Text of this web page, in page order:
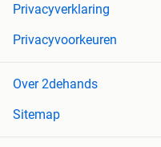
Privacyverklaring
Privacyvoorkeuren
Over 2dehands
Sitemap